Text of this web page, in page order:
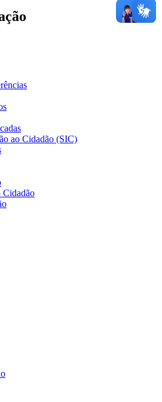
ao Cidadão (SIC)
Cidadão